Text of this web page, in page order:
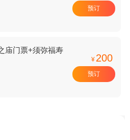
预订
庙门票+须弥福寿
¥ 200
预订